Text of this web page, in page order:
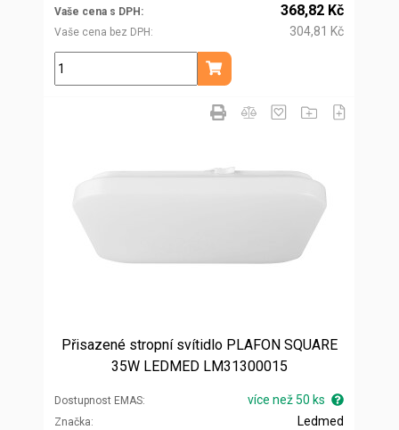
Vaše cena s DPH
Vaše cena bez DPH
368,82 Kč
304,81 Kč
ks
Přidat do košíku
Přisazené stropní svítidlo PLAFON SQUARE
35W LEDMED LM31300015
Dostupnost EMAS více než 50 ks
Značka
Ledmed